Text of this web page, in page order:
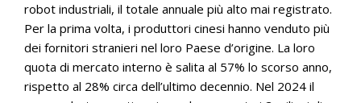
robot industriali, il totale annuale più alto mai registrato.
Per la prima volta, i produttori cinesi hanno venduto più
dei fornitori stranieri nel loro Paese d’origine. La loro
quota di mercato interno è salita al 57% lo scorso anno,
rispetto al 28% circa dell’ultimo decennio. Nel 2024 il